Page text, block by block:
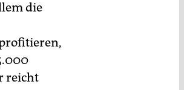
die
reicht